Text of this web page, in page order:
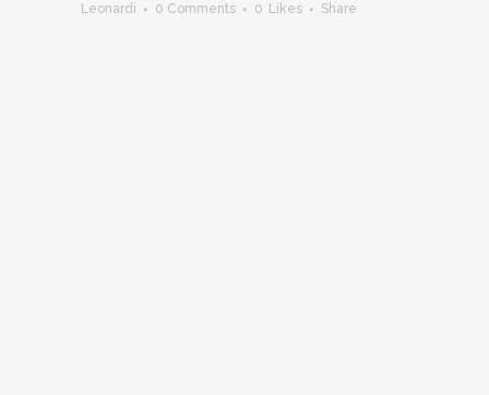
Leonardi
0 Comments 0 Likes Share